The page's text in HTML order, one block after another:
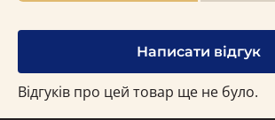
Написати відгук
Відгуків про цей товар ще не було.